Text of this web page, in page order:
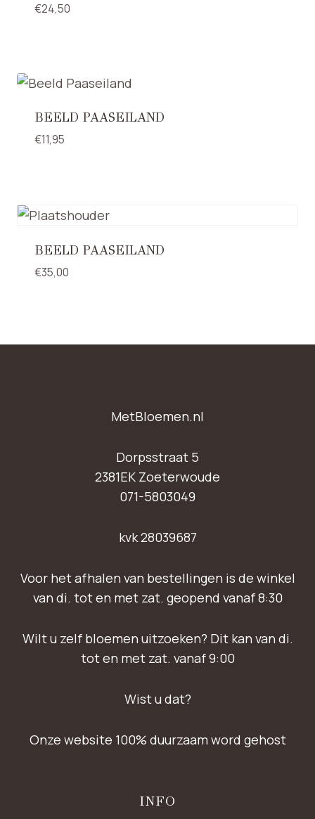
€24,50
BEELD PAASEILAND
€11,95
BEELD PAASEILAND
€35,00
MetBloemen.nl
Dorpsstraat 5
2381EK Zoeterwoude
071-5803049
kvk 28039687
Voor het afhalen van bestellingen is de winkel
van di. tot en met zat. geopend vanaf 8:30
Wilt u zelf bloemen uitzoeken? Dit kan van di.
tot en met zat. vanaf 9:00
Wist u dat?
Onze website 100% duurzaam word gehost
INFO